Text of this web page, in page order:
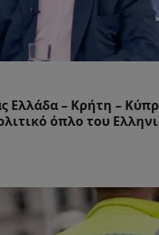
Ελλάδα – Κρήτη –
όπλο του